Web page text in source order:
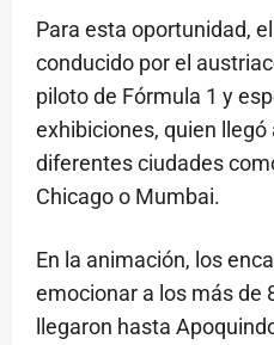
Para esta oportunidad,
conducido por el
piloto de Fórmula 1 y
exhibiciones, quien
diferentes ciudades
Chicago o Mumbai.
En la animación, los
emocionar a los más de
llegaron hasta